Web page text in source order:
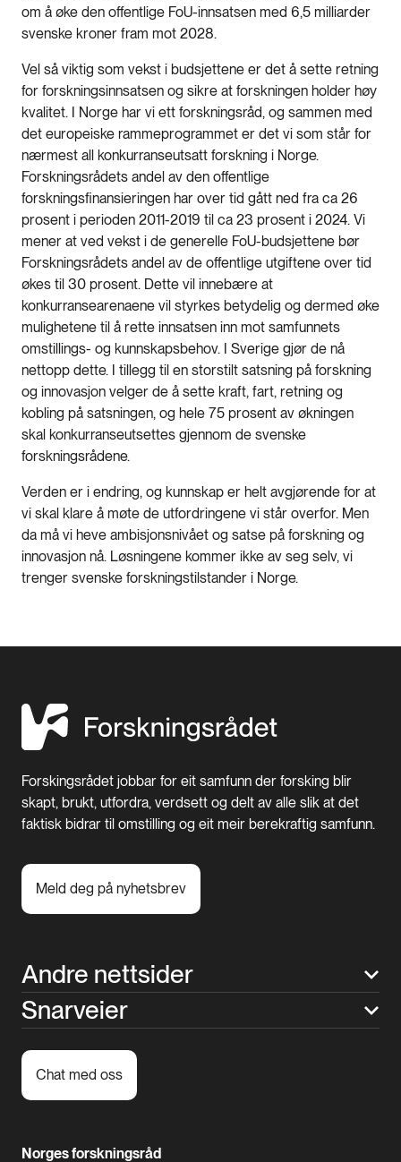
om å øke den offentlige FoU-innsatsen med 6,5 milliarder
svenske kroner fram mot 2028.
Vel så viktig som vekst i budsjettene er det å sette retning
for forskningsinnsatsen og sikre at forskningen holder høy
kvalitet. I Norge har vi ett forskningsråd, og sammen med
det europeiske rammeprogrammet er det vi som står for
nærmest all konkurranseutsatt forskning i Norge.
Forskningsrådets andel av den offentlige
forskningsfinansieringen har over tid gått ned fra ca 26
prosent i perioden 2011-2019 til ca 23 prosent i 2024. Vi
mener at ved vekst i de generelle FoU-budsjettene bør
Forskningsrådets andel av de offentlige utgiftene over tid
økes til 30 prosent. Dette vil innebære at
konkurransearenaene vil styrkes betydelig og dermed øke
mulighetene til å rette innsatsen inn mot samfunnets
omstillings- og kunnskapsbehov. I Sverige gjør de nå
nettopp dette. I tillegg til en storstilt satsning på forskning
og innovasjon velger de å sette kraft, fart, retning og
kobling på satsningen, og hele 75 prosent av økningen
skal konkurranseutsettes gjennom de svenske
forskningsrådene.
Verden er i endring, og kunnskap er helt avgjørende for at
vi skal klare å møte de utfordringene vi står overfor. Men
da må vi heve ambisjonsnivået og satse på forskning og
innovasjon nå. Løsningene kommer ikke av seg selv, vi
trenger svenske forskningstilstander i Norge.
Forskingsrådet jobbar for eit samfunn der forsking blir
skapt, brukt, utfordra, verdsett og delt av alle slik at det
faktisk bidrar til omstilling og eit meir berekraftig samfunn.
Meld deg på nyhetsbrev
Andre nettsider
Snarveier
Chat med oss
Norges forskningsråd